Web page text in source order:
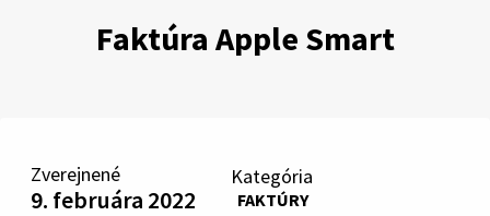
Faktúra Apple Smart
Zverejnené
9. februára 2022
Kategória
FAKTÚRY